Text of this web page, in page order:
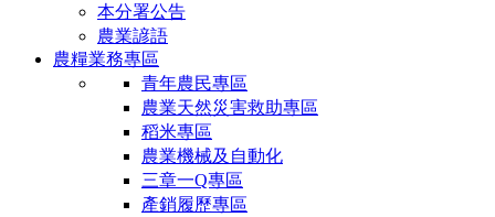
本分署公告
農業諺語
農糧業務專區
青年農民專區
農業天然災害救助專區
稻米專區
農業機械及自動化
三章一Q專區
產銷履歷專區